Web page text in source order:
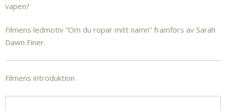
vapen?
Filmens ledmotiv ”Om du ropar mitt namn” framförs av Sarah
Dawn Finer.
Filmens introduktion